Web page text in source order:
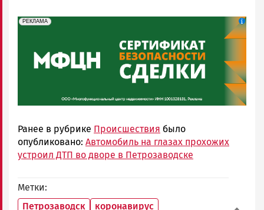
erid: 2SDnjeH4Mf4
РЕКЛАМА
Реклама
Ранее в рубрике Происшествия было
опубликовано: Автомобиль на глазах прохожих
устроил ДТП во дворе в Петрозаводске
Метки
Петрозаводск
коронавирус